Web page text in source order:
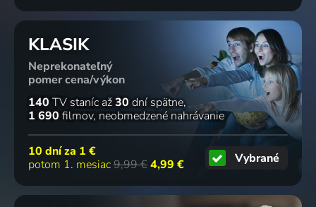
KLASIK
Neprekonateľný
pomer cena/výkon
140 TV staníc až30 dní spätne
1 690 filmov neobmedzené nahrávanie
10 dní za 1 €
potom 1. mesiac9,99 €4,99 € Vybrané